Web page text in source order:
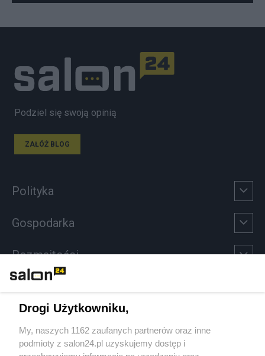
Podziel się swoją opinią
ZAŁÓŻ BLOG
Polityka
Gospodarka
Rozmaitości
Sport
Społeczeństwo
Drogi Użytkowniku,
My, naszych 1162 zaufanych partnerów oraz inne
podmioty z salon24.pl uzyskujemy dostęp i